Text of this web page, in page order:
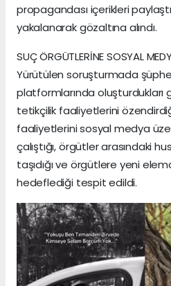
propagandası içerikleri
yakalanarak gözaltına alındı.
SUÇ ÖRGÜTLERİNE SOSYAL
Yürütülen soruşturmada
platformlarında oluşturdukları
tetikçilik faaliyetlerini
faaliyetlerini sosyal medya
çalıştığı, örgütler arasındaki
taşıdığı ve örgütlere yeni
hedeflediği tespit edildi.